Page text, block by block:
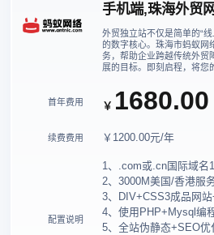
手机端,珠海外贸
外贸独立站不仅是简单的“
的数字核心。珠海市蚂蚁网
务，帮助企业跨越传统外贸
展的目标。即刻启程，将您
首年费用 ￥ 1680.00
续费费用 ￥1200.00元/年
配置说明
1、.com或.cn国际域名1
2、3000M美国/香港服
3、DIV+CSS3成品网站
4、使用PHP+Mysql编
5、全站伪静态+SEO优